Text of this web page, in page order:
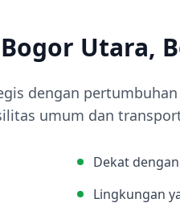
Utara,
dengan
umum dan
Dekat
Lingkungan